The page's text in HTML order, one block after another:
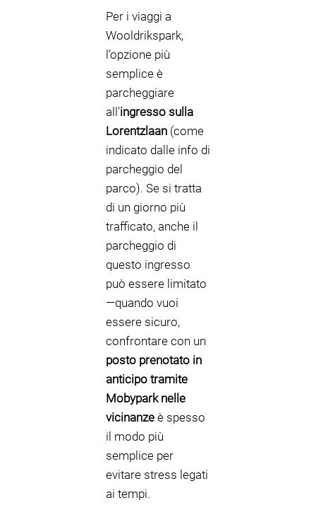
Per i viaggi a
Wooldrikspark,
l’opzione più
semplice è
parcheggiare
all’ingresso sulla
Lorentzlaan (come
indicato dalle info di
parcheggio del
parco). Se si tratta
di un giorno più
trafficato, anche il
parcheggio di
questo ingresso
può essere limitato
—quando vuoi
essere sicuro,
confrontare con un
posto prenotato in
anticipo tramite
Mobypark nelle
vicinanze è spesso
il modo più
semplice per
evitare stress legati
ai tempi.